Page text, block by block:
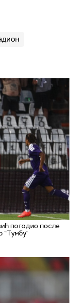
погодио после
"Тумбу"